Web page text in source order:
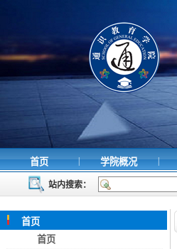
首页 | 学院概况 |
站内搜索：
首页
首页